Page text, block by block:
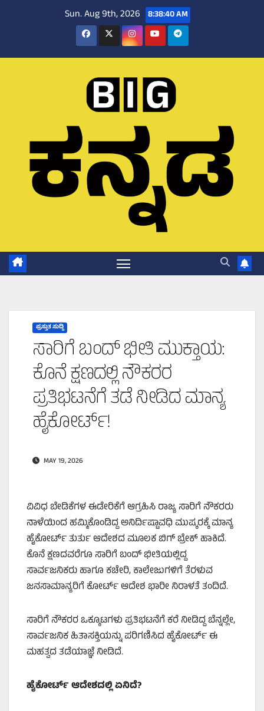
Sun. Aug 9th, 2026 8:38:41 AM
ಪ್ರಸ್ತುತ ಸುದ್ದಿ
ಸಾರಿಗೆ ಬಂದ್ ಭೀತಿ ಮುಕ್ತಾಯ:
ಕೊನೆ ಕ್ಷಣದಲ್ಲಿ ನೌಕರರ
ಪ್ರತಿಭಟನೆಗೆ ತಡೆ ನೀಡಿದ ಮಾನ್ಯ
ಹೈಕೋರ್ಟ್!
MAY 19, 2026
ವಿವಿಧ ಬೇಡಿಕೆಗಳ ಈಡೇರಿಕೆಗೆ ಆಗ್ರಹಿಸಿ ರಾಜ್ಯ ಸಾರಿಗೆ ನೌಕರರು
ನಾಳೆಯಿಂದ ಹಮ್ಮಿಕೊಂಡಿದ್ದ ಅನಿರ್ದಿಷ್ಟಾವಧಿ ಮುಷ್ಕರಕ್ಕೆ ಮಾನ್ಯ
ಹೈಕೋರ್ಟ್ ತುರ್ತು ಆದೇಶದ ಮೂಲಕ ಬಿಗ್ ಬ್ರೇಕ್ ಹಾಕಿದೆ.
ಕೊನೆ ಕ್ಷಣದವರೆಗೂ ಸಾರಿಗೆ ಬಂದ್ ಭೀತಿಯಲ್ಲಿದ್ದ
ಸಾರ್ವಜನಿಕರು ಹಾಗೂ ಕಚೇರಿ, ಕಾಲೇಜುಗಳಿಗೆ ತೆರಳುವ
ಜನಸಾಮಾನ್ಯರಿಗೆ ಕೋರ್ಟ್ ಆದೇಶ ಭಾರೀ ನಿರಾಳತೆ ತಂದಿದೆ.
ಸಾರಿಗೆ ನೌಕರರ ಒಕ್ಕೂಟಗಳು ಪ್ರತಿಭಟನೆಗೆ ಕರೆ ನೀಡಿದ್ದ ಬೆನ್ನಲ್ಲೇ,
ಸಾರ್ವಜನಿಕ ಹಿತಾಸಕ್ತಿಯನ್ನು ಪರಿಗಣಿಸಿದ ಹೈಕೋರ್ಟ್ ಈ
ಮಹತ್ವದ ತಡೆಯಾಜ್ಞೆ ನೀಡಿದೆ.
ಹೈಕೋರ್ಟ್ ಆದೇಶದಲ್ಲಿ ಏನಿದೆ?